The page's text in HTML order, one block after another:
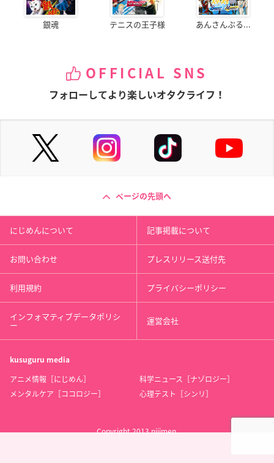
銀魂 テニスの王子様 あんさんぶる...
OFFICIAL SNS
フォローしてより楽しいオタクライフ！
ページの先頭へ
にじめんについて 記事掲載について
お問い合わせ プレスリリース送付先
利用規約 プライバシーポリシー
インフォマティブデータポリシ
ー 運営会社
kusuguru media
アニメ情報［にじめん］
科学ニュース［ナゾロジー］
メンタルケア［ココロジー］
心理テスト［シンリ］
Copyright 2013 nijimen.